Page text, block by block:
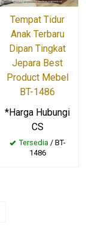
Tempat Tidur
Anak Terbaru
Dipan Tingkat
Jepara Best
Product Mebel
BT-1486
*Harga Hubungi
CS
Tersedia / BT-
1486